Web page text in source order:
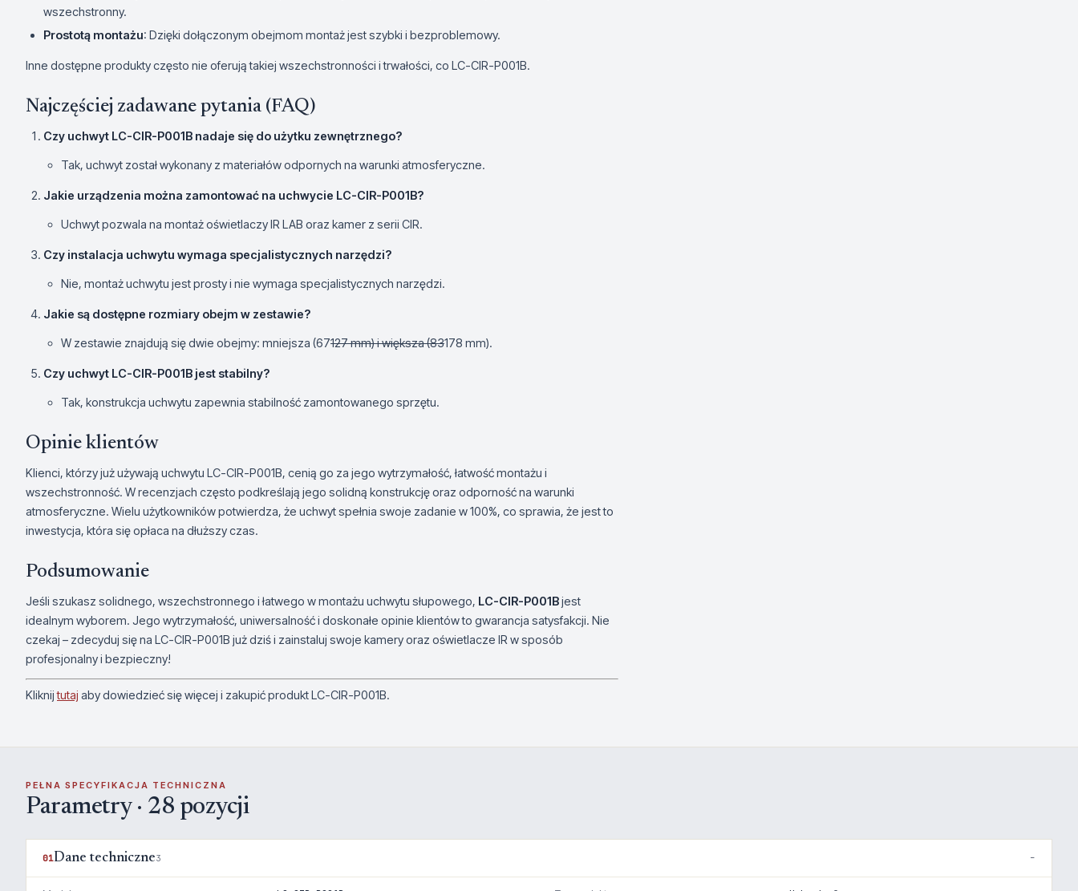
wszechstronny.
Prostotą montażu: Dzięki dołączonym obejmom montaż jest szybki i bezproblemowy.
Inne dostępne produkty często nie oferują takiej wszechstronności i trwałości, co LC-CIR-P001B.
Najczęściej zadawane pytania (FAQ)
Czy uchwyt LC-CIR-P001B nadaje się do użytku zewnętrznego?
Tak, uchwyt został wykonany z materiałów odpornych na warunki atmosferyczne.
Jakie urządzenia można zamontować na uchwycie LC-CIR-P001B?
Uchwyt pozwala na montaż oświetlaczy IR LAB oraz kamer z serii CIR.
Czy instalacja uchwytu wymaga specjalistycznych narzędzi?
Nie, montaż uchwytu jest prosty i nie wymaga specjalistycznych narzędzi.
Jakie są dostępne rozmiary obejm w zestawie?
W zestawie znajdują się dwie obejmy: mniejsza (67127 mm) i większa (83178 mm).
Czy uchwyt LC-CIR-P001B jest stabilny?
Tak, konstrukcja uchwytu zapewnia stabilność zamontowanego sprzętu.
Opinie klientów
Klienci, którzy już używają uchwytu LC-CIR-P001B, cenią go za jego wytrzymałość, łatwość montażu i
wszechstronność. W recenzjach często podkreślają jego solidną konstrukcję oraz odporność na warunki
atmosferyczne. Wielu użytkowników potwierdza, że uchwyt spełnia swoje zadanie w 100%, co sprawia, że jest to
inwestycja, która się opłaca na dłuższy czas.
Podsumowanie
Jeśli szukasz solidnego, wszechstronnego i łatwego w montażu uchwytu słupowego, LC-CIR-P001Bjest
idealnym wyborem. Jego wytrzymałość, uniwersalność i doskonałe opinie klientów to gwarancja satysfakcji. Nie
czekaj – zdecyduj się na LC-CIR-P001B już dziś i zainstaluj swoje kamery oraz oświetlacze IR w sposób
profesjonalny i bezpieczny!
Kliknijtutaj aby dowiedzieć się więcej i zakupić produkt LC-CIR-P001B.
PEŁNA SPECYFIKACJA TECHNICZNA
Parametry · 28 pozycji
01Dane techniczne3